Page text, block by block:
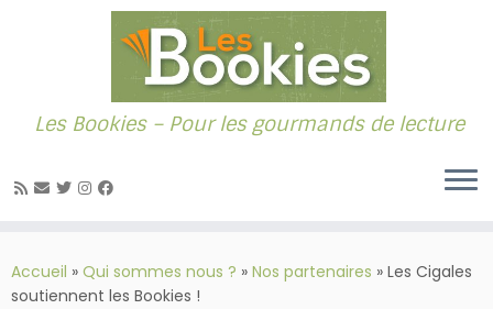
au
contenu
Les Bookies – Pour les gourmands de lecture
Accueil » Qui sommes nous ? » Nos partenaires » Les Cigales
soutiennent les Bookies !